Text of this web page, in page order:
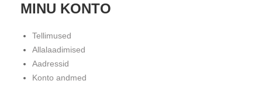
MINU KONTO
Tellimused
Allalaadimised
Aadressid
Konto andmed